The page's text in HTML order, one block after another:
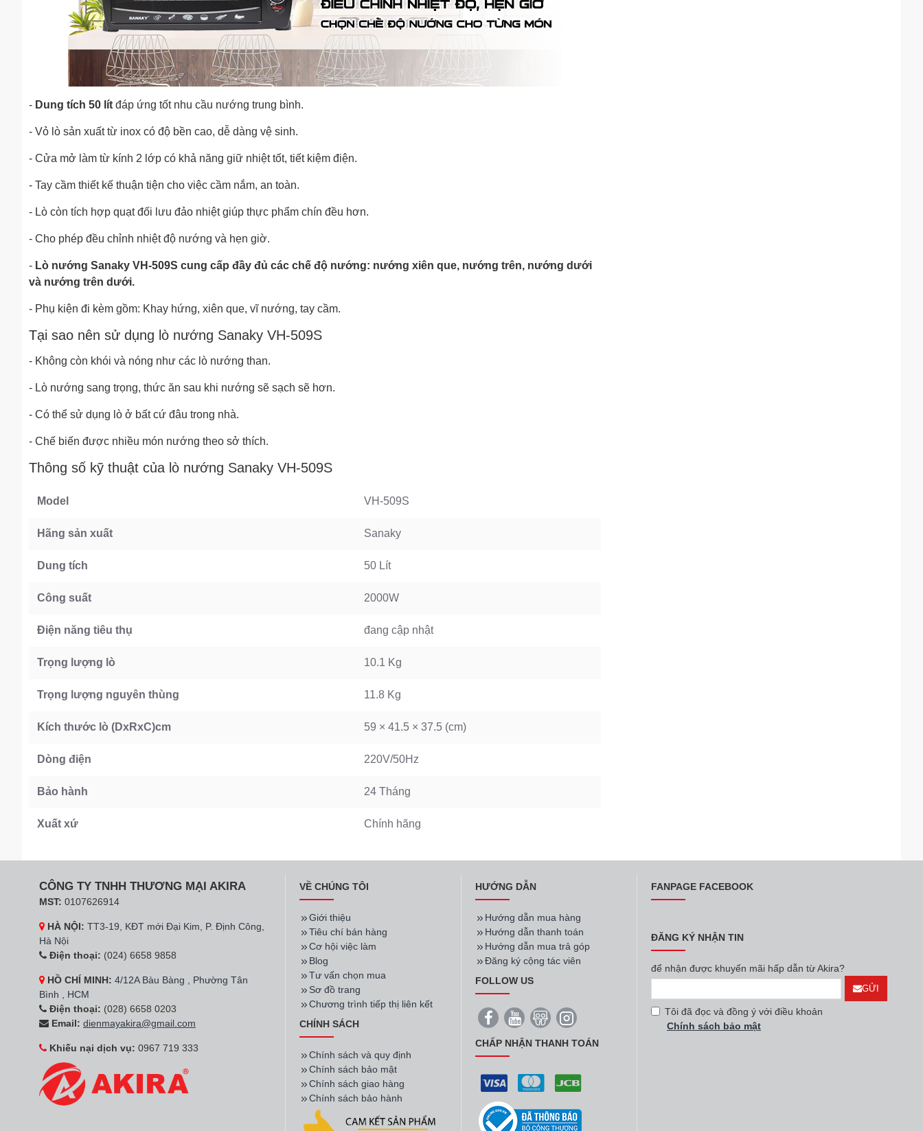
- Dung tích 50 lít đáp ứng tốt nhu cầu nướng trung bình.
- Vỏ lò sản xuất từ inox có độ bền cao, dễ dàng vệ sinh.
- Cửa mở làm từ kính 2 lớp có khả năng giữ nhiệt tốt, tiết kiệm điện.
- Tay cầm thiết kế thuận tiện cho việc cầm nắm, an toàn.
- Lò còn tích hợp quạt đối lưu đảo nhiệt giúp thực phẩm chín đều hơn.
- Cho phép đều chỉnh nhiệt độ nướng và hẹn giờ.
- Lò nướng Sanaky VH-509S cung cấp đầy đủ các chế độ nướng: nướng xiên que, nướng trên, nướng dưới
và nướng trên dưới.
- Phụ kiện đi kèm gồm: Khay hứng, xiên que, vĩ nướng, tay cầm.
Tại sao nên sử dụng lò nướng Sanaky VH-509S
- Không còn khói và nóng như các lò nướng than.
- Lò nướng sang trọng, thức ăn sau khi nướng sẽ sạch sẽ hơn.
- Có thể sử dụng lò ở bất cứ đâu trong nhà.
- Chế biến được nhiều món nướng theo sở thích.
Thông số kỹ thuật của lò nướng Sanaky VH-509S
Model VH-509S
Hãng sản xuất Sanaky
Dung tích 50 Lít
Công suất 2000W
Điện năng tiêu thụ đang cập nhật
Trọng lượng lò 10.1 Kg
Trọng lượng nguyên thùng 11.8 Kg
Kích thước lò (DxRxC)cm 59 × 41.5 × 37.5 (cm)
Dòng điện 220V/50Hz
Bảo hành 24 Tháng
Xuất xứ Chính hãng
CÔNG TY TNHH THƯƠNG MẠI AKIRA
MST: 0107626914
HÀ NỘI: TT3-19, KĐT mới Đại Kim, P. Định Công,
Hà Nội
Điện thoại: (024) 6658 9858
HỒ CHÍ MINH: 4/12A Bàu Bàng , Phường Tân
Bình , HCM
Điện thoại: (028) 6658 0203
Email: dienmayakira@gmail.com
Khiếu nại dịch vụ: 0967 719 333
VỀ CHÚNG TÔI
Giới thiệu
Tiêu chí bán hàng
Cơ hội việc làm
Blog
Tư vấn chọn mua
Sơ đồ trang
Chương trình tiếp thị liên kết
CHÍNH SÁCH
Chính sách và quy định
Chính sách bảo mật
Chính sách giao hàng
Chính sách bảo hành
HƯỚNG DẪN
Hướng dẫn mua hàng
Hướng dẫn thanh toán
Hướng dẫn mua trả góp
Đăng ký cộng tác viên
FOLLOW US
CHẤP NHẬN THANH TOÁN
FANPAGE FACEBOOK
ĐĂNG KÝ NHẬN TIN
để nhận được khuyến mãi hấp dẫn từ Akira?
GỬI
Tôi đã đọc và đồng ý với điều khoản
Chính sách bảo mật